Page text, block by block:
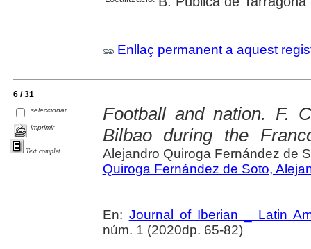
Enllaç permanent a aquest
6 / 31
seleccionar
imprimir
Text complet
Football and nation. F.
Bilbao during the
Alejandro Quiroga Fernández de
Quiroga Fernández de Soto,
En: Journal of Iberian _ Latin
núm. 1 (2020dp. 65-82)